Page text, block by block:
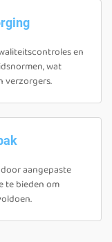
en
wat
verzorgers.
aangepaste
te bieden om